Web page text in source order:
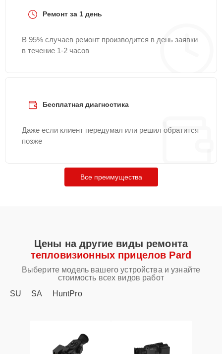
Ремонт за 1 день
В 95% случаев ремонт производится в день заявки
в течение 1-2 часов
Бесплатная диагностика
Даже если клиент передумал или решил обратится
позже
Все преимущества
Цены на другие виды ремонта
тепловизионных прицелов Pard
Выберите модель вашего устройства и узнайте
стоимость всех видов работ
SU
SA HuntPro